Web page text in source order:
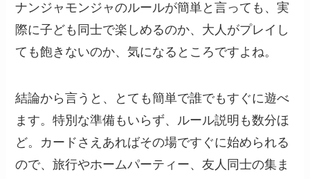
ナンジャモンジャのルールが簡単と言っても、実
際に子ども同士で楽しめるのか、大人がプレイし
ても飽きないのか、気になるところですよね。
結論から言うと、とても簡単で誰でもすぐに遊べ
ます。特別な準備もいらず、ルール説明も数分ほ
ど。カードさえあればその場ですぐに始められる
ので、旅行やホームパーティー、友人同士の集ま